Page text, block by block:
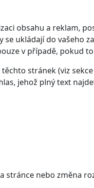
obsahu a reklam,
ukládají do vašeho
v případě, pokud
stránek (viz
jehož plný text
nebo změna